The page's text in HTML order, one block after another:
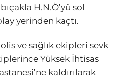
H.N.Ö’yü sol
yerinden kaçtı.
ve sağlık ekipleri sevk
Yüksek İhtisas
kaldırılarak